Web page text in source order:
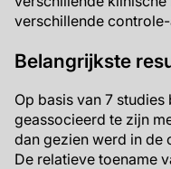
verschillende
Belangrijkste
Op basis van 7
geassocieerd te zijn
dan gezien werd in de
De relatieve toename